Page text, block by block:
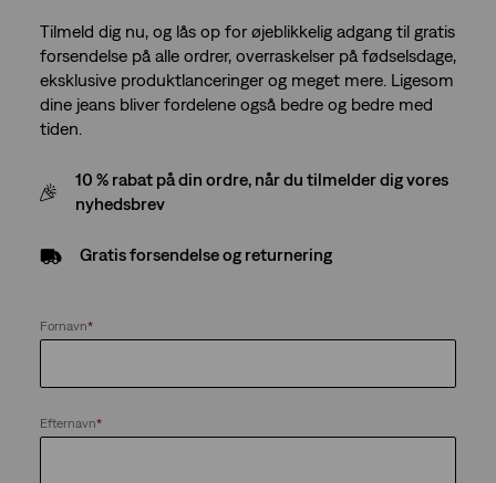
Tilmeld dig nu, og lås op for øjeblikkelig adgang til gratis
forsendelse på alle ordrer, overraskelser på fødselsdage,
eksklusive produktlanceringer og meget mere. Ligesom
dine jeans bliver fordelene også bedre og bedre med
tiden.
10 % rabat på din ordre, når du tilmelder dig vores
nyhedsbrev
Gratis forsendelse og returnering
Fornavn*
Efternavn*